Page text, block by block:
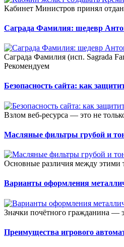
Кабинет Министров принял
Саграда Фамилия: шедевр
Саграда Фамилия (исп. Sagrada
Рекомендуем
Безопасность сайта: как
Взлом веб-ресурса — это не
Масляные фильтры грубой и
Основные различия между этими
Варианты оформления
Значки почётного гражданина —
Преимущества игрового